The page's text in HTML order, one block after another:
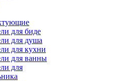
для биде
для душа
для кухни
для ванны
для